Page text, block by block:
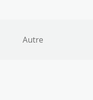
Autre